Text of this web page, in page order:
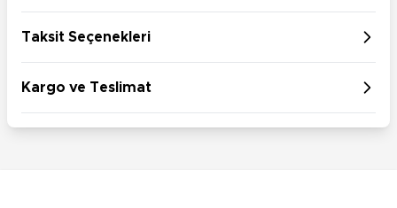
Taksit Seçenekleri
Kargo ve Teslimat